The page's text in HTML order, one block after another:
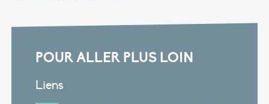
POUR ALLER PLUS LOIN
Liens